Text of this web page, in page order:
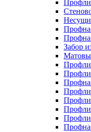
Забор